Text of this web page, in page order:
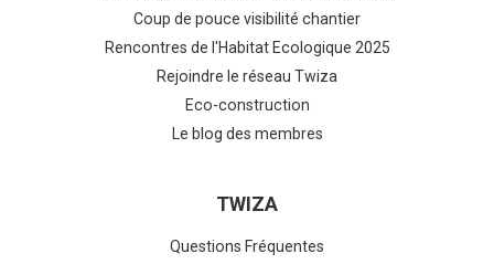
Coup de pouce visibilité chantier
Rencontres de l'Habitat Ecologique 2025
Rejoindre le réseau Twiza
Eco-construction
Le blog des membres
TWIZA
Questions Fréquentes